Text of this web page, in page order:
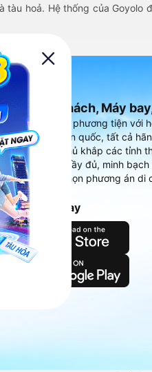
tàu hoả. Hệ thống của Goyolo
vé Xe khách, Máy
đặt vé đa phương tiện với
đường toàn quốc, tất cả
xe du lịch phủ khắp các tỉnh
thị thông tin đầy đủ, minh
sánh và lựa chọn phương án di
nhất.
Vexere ngay